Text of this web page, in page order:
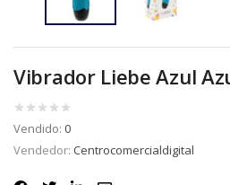
Vibrador Liebe Azul
Vendido: 0
Vendedor: Centrocomercialdigital